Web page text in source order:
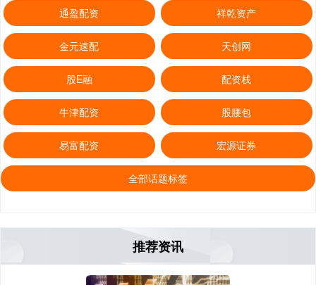
通盈配资 祥乾资产
金元速配 天创网
股E融 配资栈
牛津配资 股腰包
易富配资 宏源证券
全部话题标签
推荐资讯